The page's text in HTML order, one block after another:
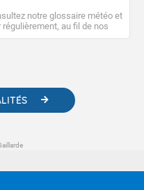
notre glossaire météo et
au fil de nos
des liens utiles vers nos